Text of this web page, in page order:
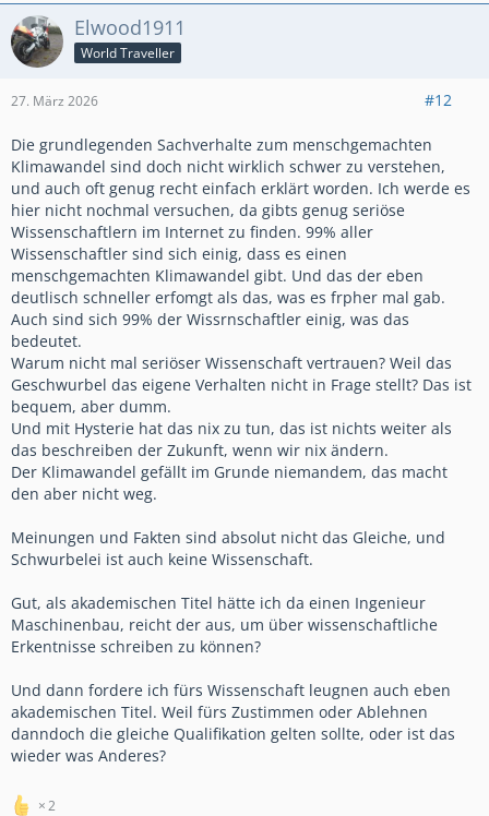
Elwood1911
World Traveller
27. März 2026 #12
Die grundlegenden Sachverhalte zum menschgemachten
Klimawandel sind doch nicht wirklich schwer zu verstehen,
und auch oft genug recht einfach erklärt worden. Ich werde es
hier nicht nochmal versuchen, da gibts genug seriöse
Wissenschaftlern im Internet zu finden. 99% aller
Wissenschaftler sind sich einig, dass es einen
menschgemachten Klimawandel gibt. Und das der eben
deutlisch schneller erfomgt als das, was es frpher mal gab.
Auch sind sich 99% der Wissrnschaftler einig, was das
bedeutet.
Warum nicht mal seriöser Wissenschaft vertrauen? Weil das
Geschwurbel das eigene Verhalten nicht in Frage stellt? Das ist
bequem, aber dumm.
Und mit Hysterie hat das nix zu tun, das ist nichts weiter als
das beschreiben der Zukunft, wenn wir nix ändern.
Der Klimawandel gefällt im Grunde niemandem, das macht
den aber nicht weg.
Meinungen und Fakten sind absolut nicht das Gleiche, und
Schwurbelei ist auch keine Wissenschaft.
Gut, als akademischen Titel hätte ich da einen Ingenieur
Maschinenbau, reicht der aus, um über wissenschaftliche
Erkentnisse schreiben zu können?
Und dann fordere ich fürs Wissenschaft leugnen auch eben
akademischen Titel. Weil fürs Zustimmen oder Ablehnen
danndoch die gleiche Qualifikation gelten sollte, oder ist das
wieder was Anderes?
2